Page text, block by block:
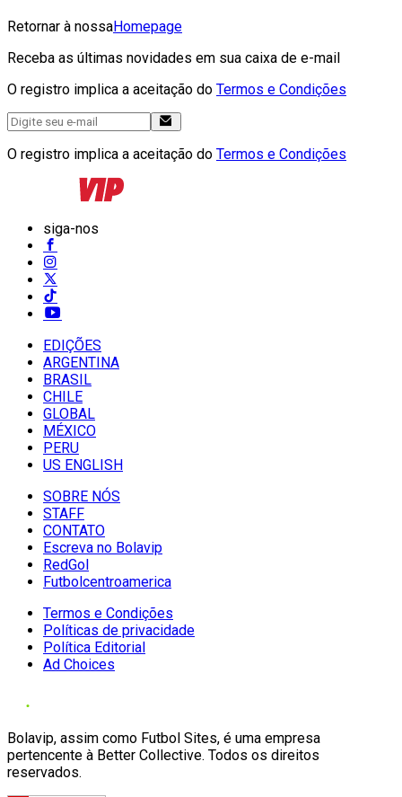
Retornar à nossaHomepage
Receba as últimas novidades em sua caixa de e-mail
O registro implica a aceitação do Termos e Condições
O registro implica a aceitação do Termos e Condições
siga-nos
EDIÇÕES
ARGENTINA
BRASIL
CHILE
GLOBAL
MÉXICO
PERU
US ENGLISH
SOBRE NÓS
STAFF
CONTATO
Escreva no Bolavip
RedGol
Futbolcentroamerica
Termos e Condições
Políticas de privacidade
Política Editorial
Ad Choices
Bolavip, assim como Futbol Sites, é uma empresa
pertencente à Better Collective. Todos os direitos
reservados.